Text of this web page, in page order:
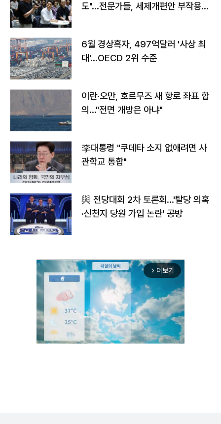
도"…전문가들, 세제개편안 부작용
6월 경상흑자, 497억달러 '사상 최
대'…OECD 2위 수준
이란·오만, 호르무즈 새 항로 좌표 합
의…"전면 개방은 아냐"
李대통령 "쿠데타 소지 없애려면 사
관학교 통합"
與 전당대회 2차 토론회…'탈당 의혹
·신천지 당원 가입 논란' 공방
arrow_forward_ios 더보기